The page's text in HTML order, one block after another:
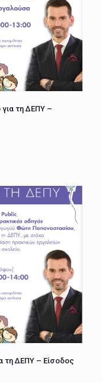
για τη ΔΕΠΥ –
τη ΔΕΠΥ – Είσοδος